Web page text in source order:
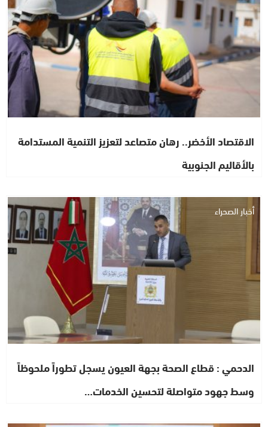
الاقتصاد الأخضر.. رهان متصاعد لتعزيز التنمية المستدامة
بالأقاليم الجنوبية
أخبار الصحراء
الدحمي : قطاع الصحة بجهة العيون يسجل تطوراً ملحوظاً
وسط جهود متواصلة لتحسين الخدمات…